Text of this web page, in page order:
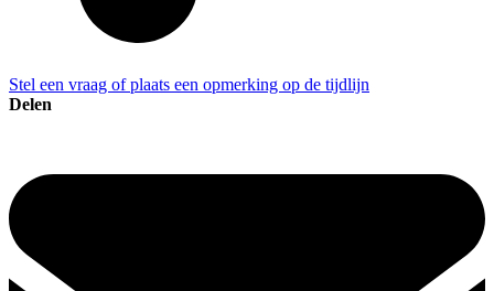
Stel een vraag of plaats een opmerking op de tijdlijn
Delen